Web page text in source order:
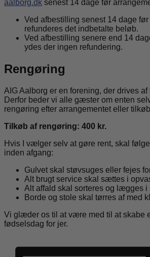
aalborg.dk senest 14 dage før
Ved afbestilling senest 14 dage
refunderes det indbetalte beløb.
Ved afbestilling senere end 14
ydes der ingen refundering.
Rengøring
AIG Aalborg er en forening, der drives
Derfor beder vi alle gæster om enten
rengøring efter arrangementet eller
Tilkøb af rengøring: 400 kr.
Hvis I vælger selv at gøre rent, skal
inden afgang:
Gulvet skal støvsuges eller fejes
Alt brugt service skal sættes i
Alt affald skal sorteres og lægges i
Borde og stole skal tørres af med
Vi glæder os til at være med til at skabe
fødselsdag for jer.